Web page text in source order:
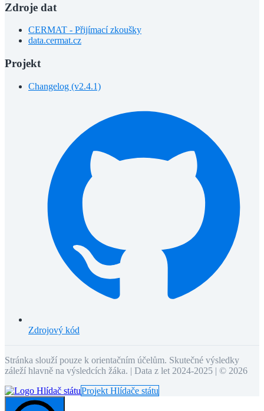
Zdroje dat
CERMAT - Přijímací zkoušky
data.cermat.cz
Projekt
Changelog (v2.4.1)
Zdrojový kód
Stránka slouží pouze k orientačním účelům. Skutečné výsledky
záleží hlavně na výsledcích žáka. | Data z let 2024-2025 | © 2026
Projekt Hlídače státu